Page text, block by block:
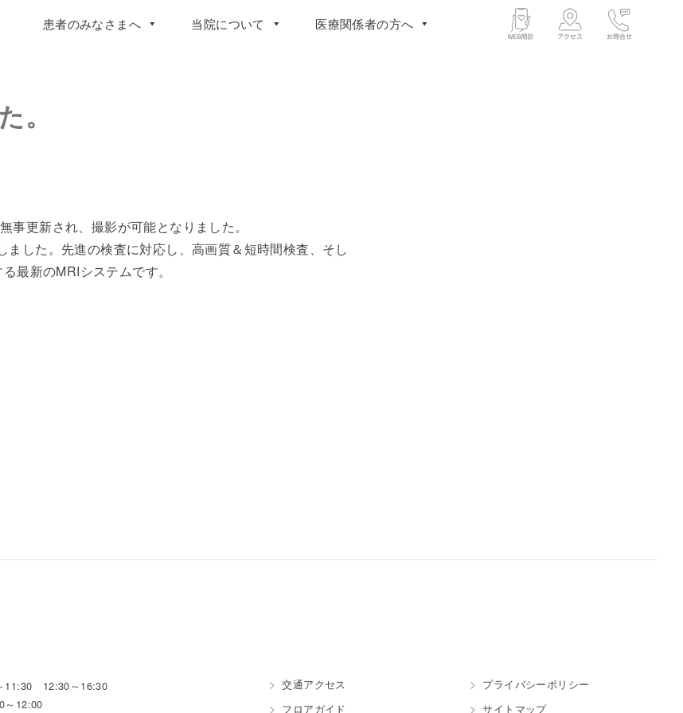
患者のみなさまへ 当院について 医療関係者の方へ
。
更新され、撮影が可能となりました。
した。先進の検査に対応し、高画質＆短時間検査、そし
最新のMRIシステムです。
12:30～16:30
12:00
交通アクセス
フロアガイド
プライバシーポリシー
サイトマップ